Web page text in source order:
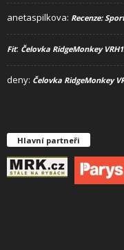
anetaspilkova: Recenze:
Fit: Čelovka RidgeMonkey
deny: Čelovka RidgeMonkey
Hlavní partneři